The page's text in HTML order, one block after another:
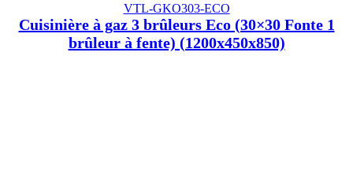
VTL-GKO303-ECO
Cuisinière à gaz 3 brûleurs Eco (30×30 Fonte 1
brûleur à fente) (1200x450x850)